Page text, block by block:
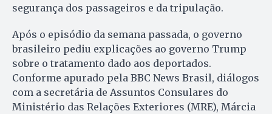
segurança dos passageiros e da tripulação.
Após o episódio da semana passada, o governo
brasileiro pediu explicações ao governo Trump
sobre o tratamento dado aos deportados.
Conforme apurado pela BBC News Brasil, diálogos
com a secretária de Assuntos Consulares do
Ministério das Relações Exteriores (MRE), Márcia